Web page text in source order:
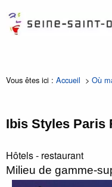
Vous êtes ici : Accueil > Où
Ibis Styles Paris
Hôtels - restaurant
Milieu de gamme-